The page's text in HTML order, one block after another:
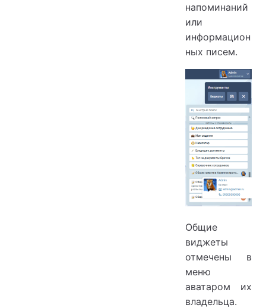
напоминаний
или
информацион
ных писем.
Общие
виджеты
отмечены в
меню
аватаром их
владельца.